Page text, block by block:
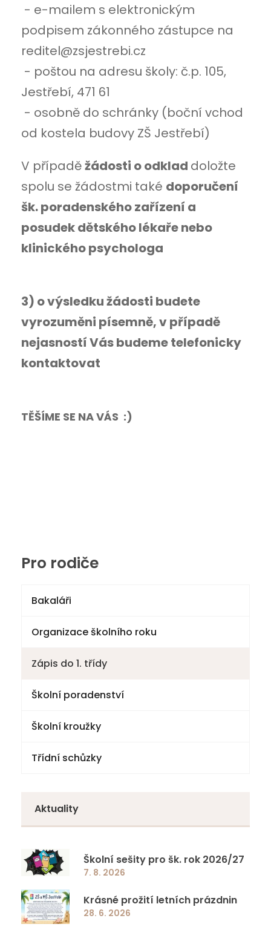
- e-mailem s elektronickým
podpisem zákonného zástupce na
reditel@zsjestrebi.cz
- poštou na adresu školy: č.p. 105,
Jestřebí, 471 61
- osobně do schránky (boční vchod
od kostela budovy ZŠ Jestřebí)
V případěžádosti o odklad doložte
spolu se žádostmi také doporučení
šk. poradenského zařízení a
posudek dětského lékaře nebo
klinického psychologa
3) o výsledku žádosti budete
vyrozuměni písemně, v případě
nejasností Vás budeme telefonicky
kontaktovat
TĚŠÍME SE NA VÁS :)
Pro rodiče
Bakaláři
Organizace školního roku
Zápis do 1. třídy
Školní poradenství
Školní kroužky
Třídní schůzky
Aktuality
Školní sešity pro šk. rok 2026/27
7. 8. 2026
Krásné prožití letních prázdnin
28. 6. 2026